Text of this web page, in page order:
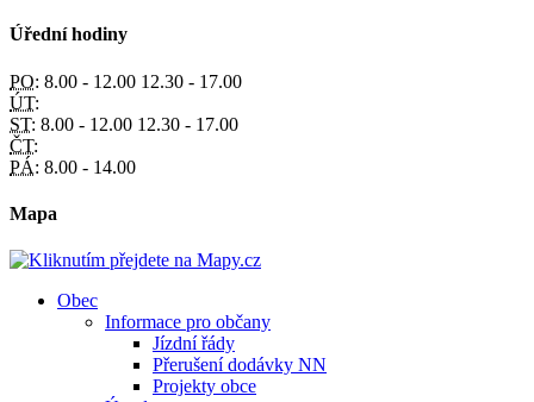
Úřední hodiny
PO: 8.00 - 12.00 12.30 - 17.00
ÚT:
ST: 8.00 - 12.00 12.30 - 17.00
ČT:
PÁ: 8.00 - 14.00
Mapa
Obec
Informace pro občany
Jízdní řády
Přerušení dodávky NN
Projekty obce